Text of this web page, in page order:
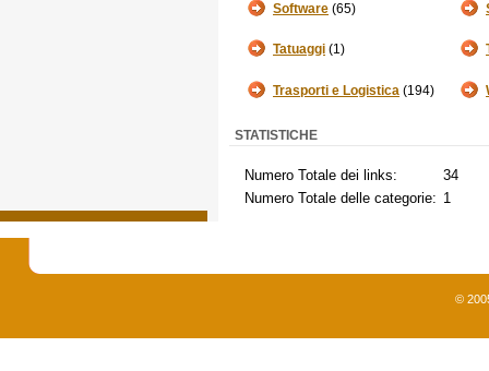
Software (65)
Tatuaggi (1)
Trasporti e Logistica (194)
STATISTICHE
Numero Totale dei links:
34
Numero Totale delle categorie: 1
©